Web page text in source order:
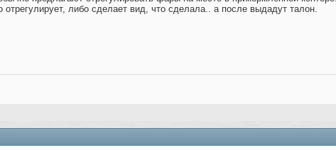
либо сделает вид, что сделала.. а после выдадут талон.